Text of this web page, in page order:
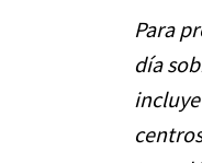
Para
día